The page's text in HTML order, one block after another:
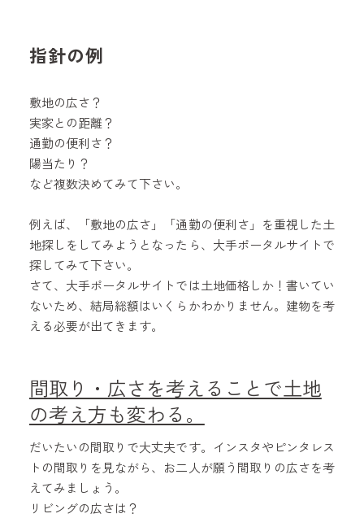
指針の例
敷地の広さ？
実家との距離？
通勤の便利さ？
陽当たり？
など複数決めてみて下さい。
例えば、「敷地の広さ」「通勤の便利さ」を重視した土
地探しをしてみようとなったら、大手ポータルサイトで
探してみて下さい。
さて、大手ポータルサイトでは土地価格しか！書いてい
ないため、結局総額はいくらかわかりません。建物を考
える必要が出てきます。
間取り・広さを考えることで土地
の考え方も変わる。
だいたいの間取りで大丈夫です。インスタやピンタレス
トの間取りを見ながら、お二人が願う間取りの広さを考
えてみましょう。
リビングの広さは？